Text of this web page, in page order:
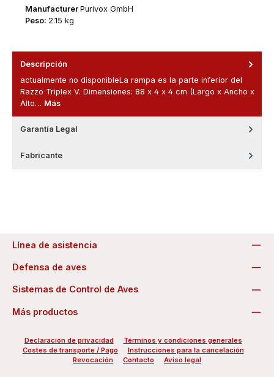
Manufacturer Purivox GmbH
Peso: 2.15 kg
Descripción
actualmente no disponibleLa rampa es la parte inferior del
Razzo Triplex V. Dimensiones: 88 x 4 x 4 cm (Largo x Ancho x
Alto… Más
Garantía Legal
Fabricante
Línea de asistencia
Defensa de aves
Sistemas de Control de Aves
Más productos
Declaración de privacidad
Términos y condiciones generales
Costes de transporte / Pago
Instrucciones para la cancelación
Revocación
Contacto Aviso legal